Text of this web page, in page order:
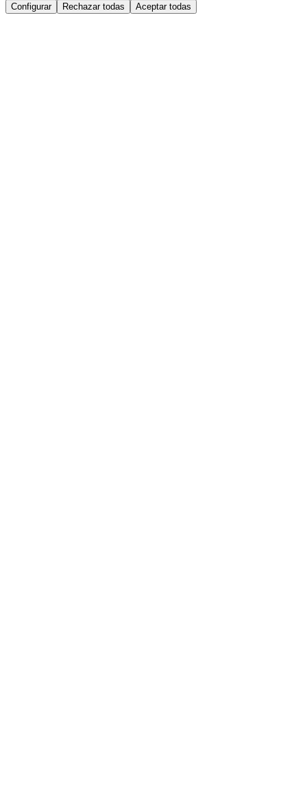
Configurar Rechazar todas Aceptar todas